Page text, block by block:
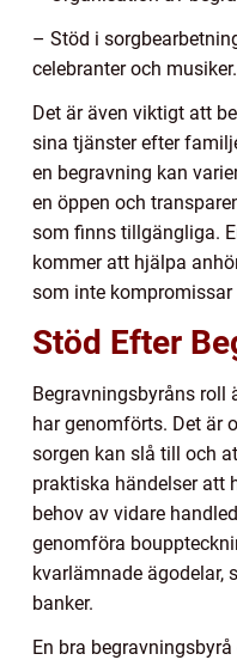
– Stöd i
celebranter och musiker.
Det är även viktigt att
sina tjänster efter
en begravning kan
en öppen och
som finns tillgängliga.
kommer att hjälpa
som inte
Stöd Efter
Begravningsbyråns roll
har genomförts. Det är
sorgen kan slå till och
praktiska händelser att
behov av vidare
genomföra
kvarlämnade ägodelar,
banker.
En bra